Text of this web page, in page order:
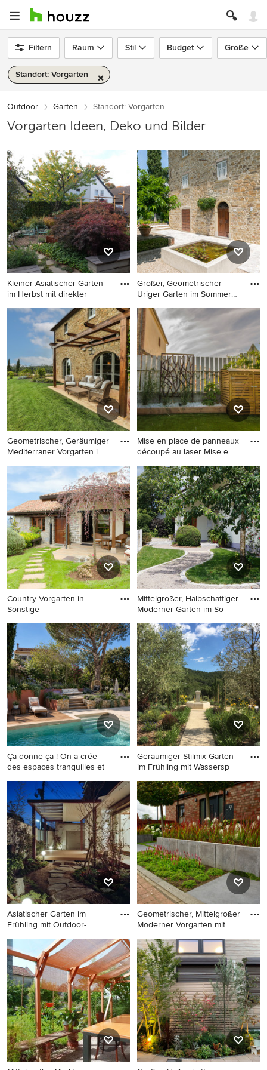
Filtern Raum Stil Budget Größe
Standort: Vorgarten
Outdoor Garten Standort: Vorgarten
Vorgarten Ideen, Deko und Bilder
Kleiner Asiatischer Garten
im Herbst mit direkter
Kleiner Asiatischer Garten im
Herbst mit direkter
Sonneneinstrahlung,
Natursteinplatten und
Holzzaun in Bonn
Großer, Geometrischer
Uriger Garten im Sommer
Großer, Geometrischer Uriger
Garten im Sommer mit
direkter Sonneneinstrahlung
in Sonstige
Geometrischer, Geräumiger
Mediterraner Vorgarten i
Geometrischer, Geräumiger
Mediterraner Vorgarten im
Herbst mit Sichtschutz,
direkter Sonneneinstrahlung,
Mulch und Metallzaun in
Florenz
Mise en place de panneaux
découpé au laser Mise e
Mittelgroßer, Halbschattiger
Moderner Vorgarten im
Sommer mit Sichtschutz und
Dielen in Toulouse
Country Vorgarten in
Sonstige
Country Vorgarten in
Sonstige
Mittelgroßer, Halbschattiger
Moderner Garten im So
Mittelgroßer, Halbschattiger
Moderner Garten im Sommer
in Stuttgart
Ça donne ça ! On a crée
des espaces tranquilles et
Großer, Halbschattiger
Mediterraner Vorgarten im
Sommer mit Hochbeet und
Natursteinplatten in Nizza
Geräumiger Stilmix Garten
im Frühling mit Wassersp
Geräumiger Stilmix Garten im
Frühling mit Wasserspiel und
direkter Sonneneinstrahlung
in Marseille
Asiatischer Garten im
Frühling mit Outdoor-
Asiatischer Garten im
Frühling mit Outdoor-
Sportplatz und direkter
Sonneneinstrahlung in
Sonstige
Geometrischer, Mittelgroßer
Moderner Vorgarten mit
Geometrischer, Mittelgroßer
Moderner Vorgarten mit
Hochbeet und Betonboden
in Essen